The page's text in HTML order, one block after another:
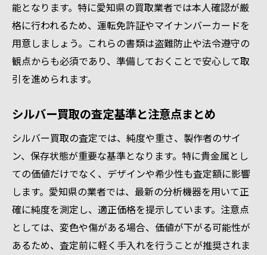
能となります。特に愛知県の買取業者では本人確認が厳
格に行われるため、運転免許証やマイナンバーカードを
用意しましょう。これらの書類は盗難防止や法令遵守の
観点からも必須であり、準備しておくことで安心して取
引を進められます。
シルバー買取の査定基準と注意点まとめ
シルバー買取の査定では、純度や重さ、製作者のサイ
ン、保存状態が重要な基準となります。特に貴金属とし
ての価値だけでなく、デザインや希少性も査定額に影響
します。愛知県の業者では、最新の分析機器を用いて正
確に純度を測定し、適正価格を提示しています。注意点
としては、変色や傷がある場合、価値が下がる可能性が
あるため、査定前に軽く手入れを行うことが推奨されま